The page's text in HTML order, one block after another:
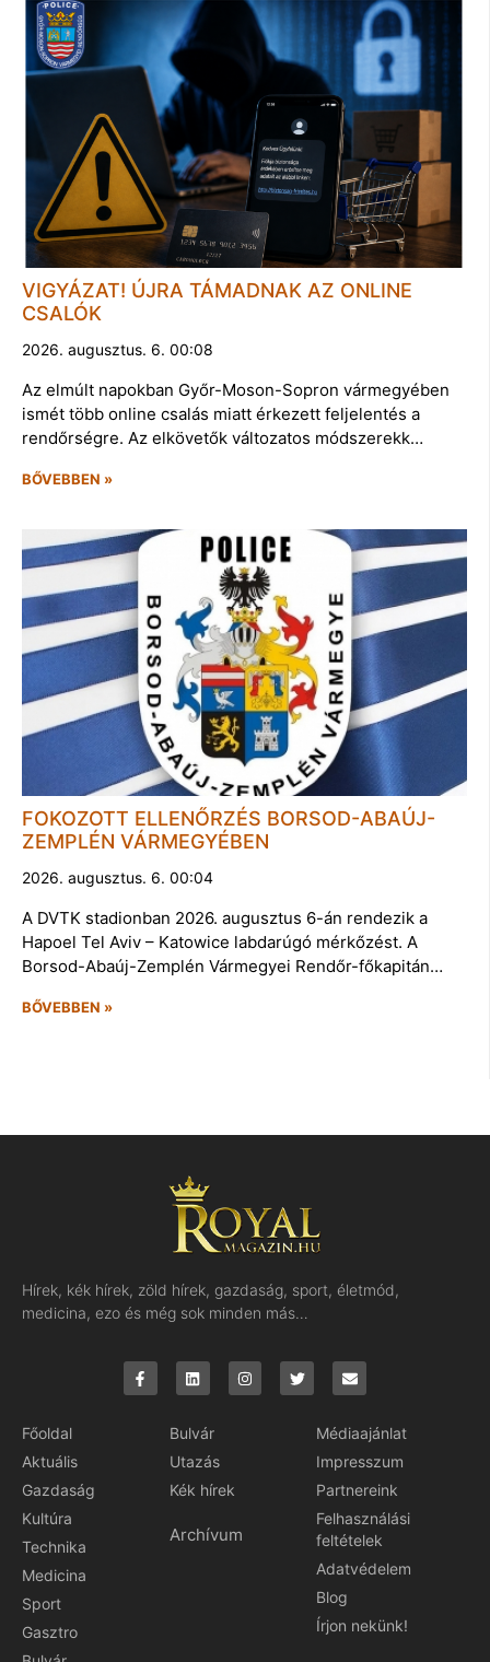
VIGYÁZAT! ÚJRA TÁMADNAK AZ ONLINE
CSALÓK
2026. augusztus. 6. 00:08
Az elmúlt napokban Győr-Moson-Sopron vármegyében
ismét több online csalás miatt érkezett feljelentés a
rendőrségre. Az elkövetők változatos módszerekk…
BŐVEBBEN »
FOKOZOTT ELLENŐRZÉS BORSOD-ABAÚJ-
ZEMPLÉN VÁRMEGYÉBEN
2026. augusztus. 6. 00:04
A DVTK stadionban 2026. augusztus 6-án rendezik a
Hapoel Tel Aviv – Katowice labdarúgó mérkőzést. A
Borsod-Abaúj-Zemplén Vármegyei Rendőr-főkapitán…
BŐVEBBEN »
Hírek, kék hírek, zöld hírek, gazdaság, sport, életmód,
medicina, ezo és még sok minden más…
Főoldal
Aktuális
Gazdaság
Kultúra
Technika
Medicina
Sport
Gasztro
Bulvár
Utazás
Kék hírek
Archívum
Médiaajánlat
Impresszum
Partnereink
Felhasználási
feltételek
Adatvédelem
Blog
Írjon nekünk!